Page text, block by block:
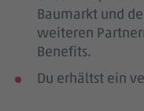
Baumarkt und
weiteren
Benefits.
Du erhältst ein